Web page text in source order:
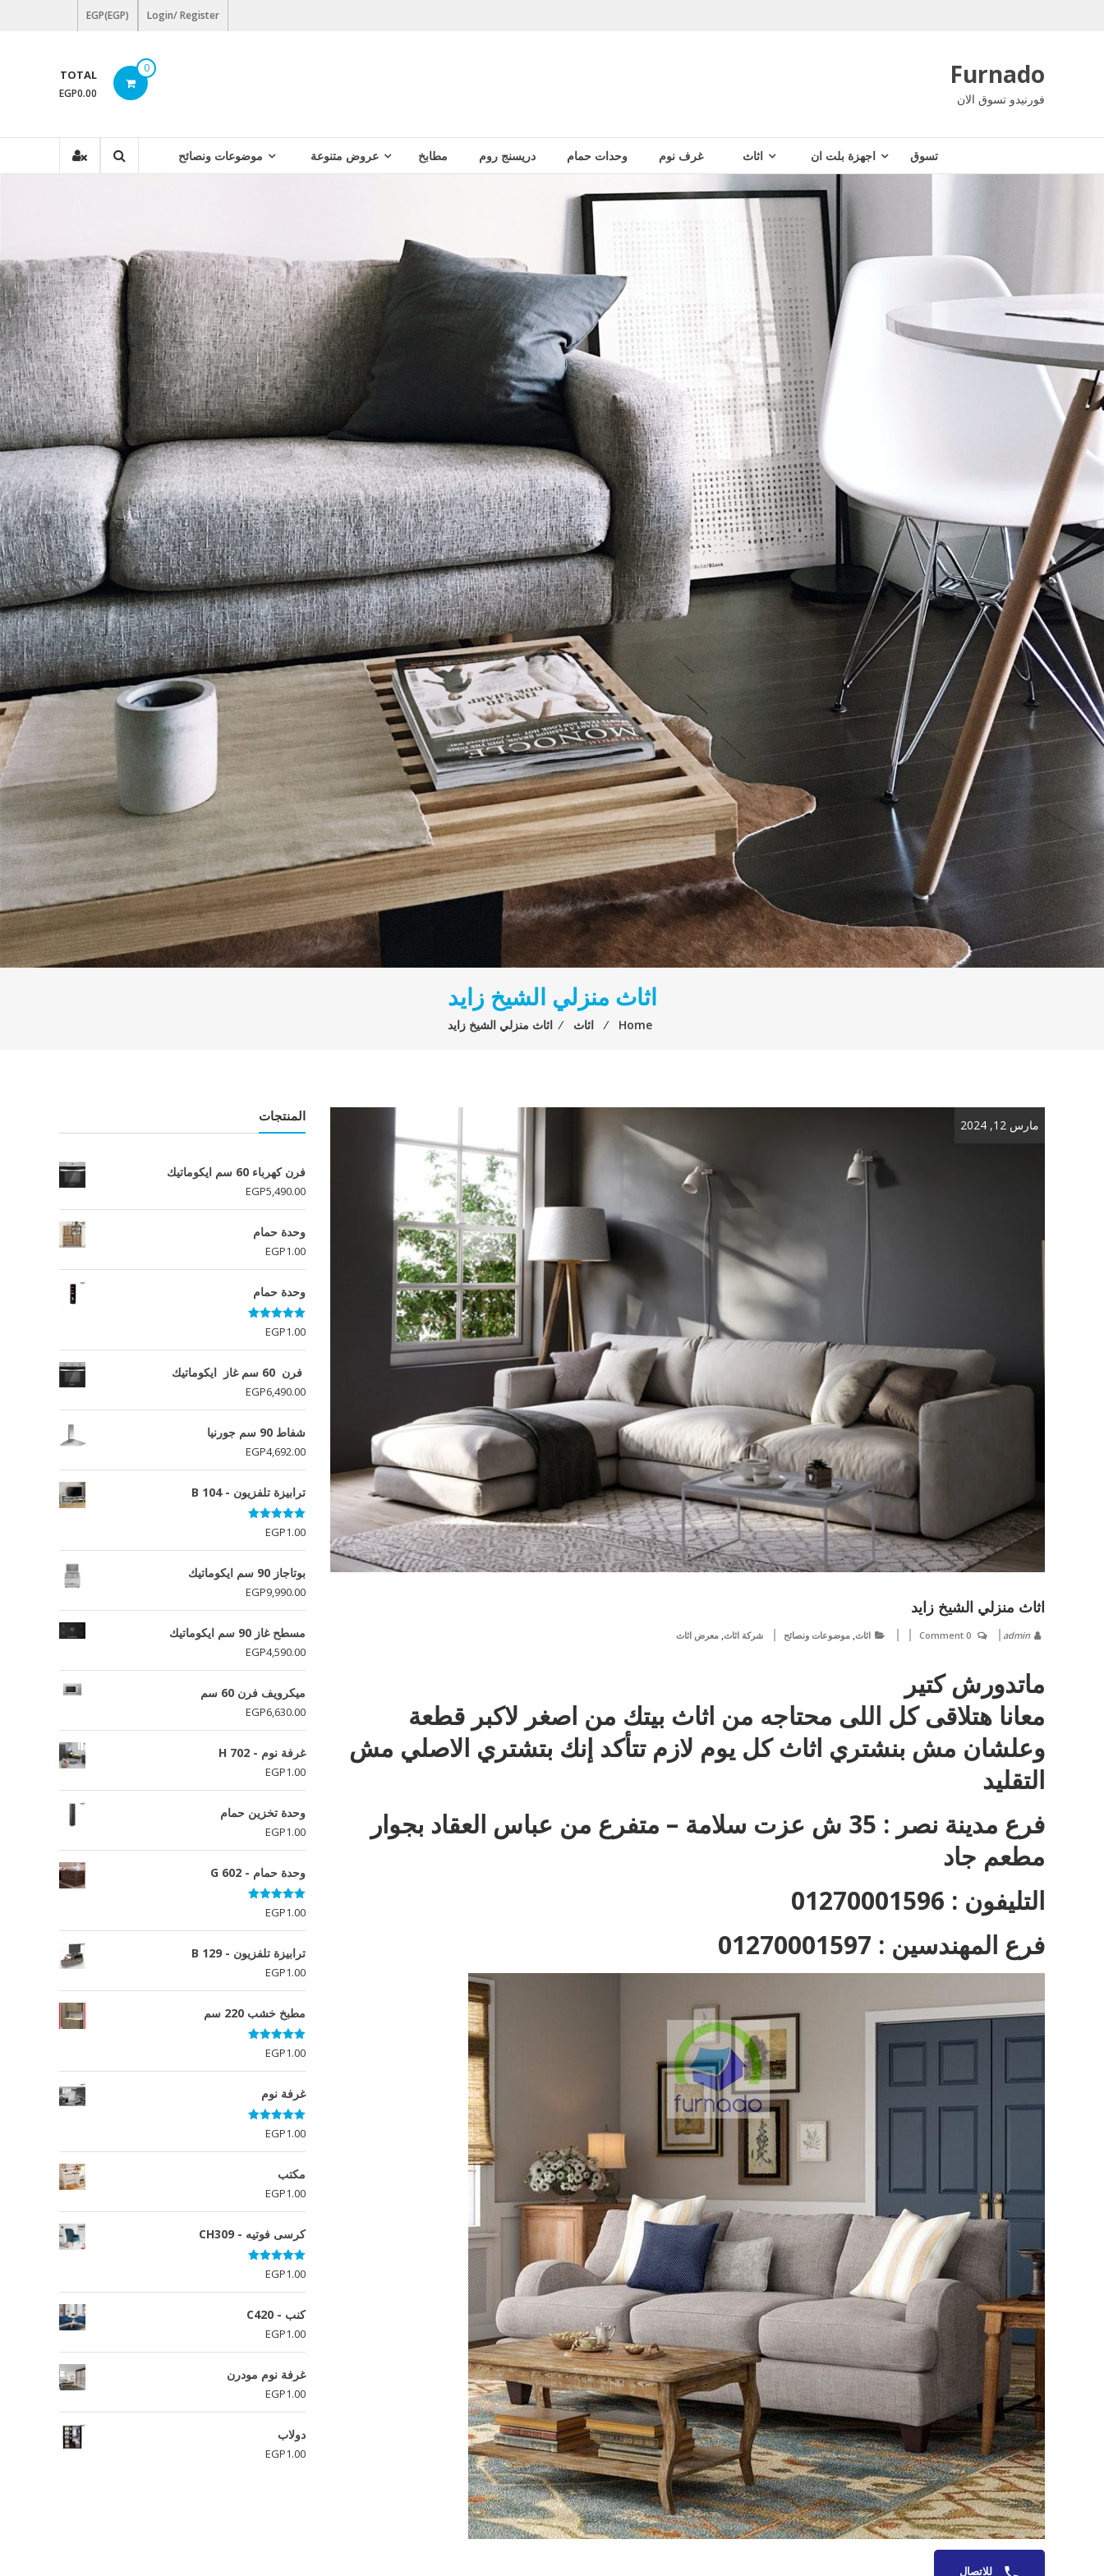
Login/ Register
EGP(EGP)
Furnado
فورنيدو تسوق الان
0
TOTAL
EGP0.00
تسوق اجهزة بلت ان اثاث غرف نوم وحدات حمام دريسنج روم مطابخ عروض متنوعة موضوعات ونصائح
اثاث منزلي الشيخ زايد
Home
⁄ اثاث ⁄ اثاث منزلي الشيخ زايد
مارس 12, 2024
اثاث منزلي الشيخ زايد
admin
0 Comment اثاث, موضوعات ونصائح شركة اثاث, معرض اثاث
ماتدورش كتير
معانا هتلاقى كل اللى محتاجه من اثاث بيتك من اصغر لاكبر قطعة
وعلشان مش بنشتري اثاث كل يوم لازم تتأكد إنك بتشتري الاصلي مش
التقليد
فرع مدينة نصر : 35 ش عزت سلامة – متفرع من عباس العقاد بجوار
مطعم جاد
التليفون : 01270001596
فرع المهندسين : 01270001597
للاتصال
المنتجات
فرن كهرباء 60 سم ايكوماتيك
EGP5,490.00
وحدة حمام
EGP1.00
وحدة حمام
تم التقييم
5.00
من 5
EGP1.00
فرن 60 سم غاز ايكوماتيك
EGP6,490.00
شفاط 90 سم جورنيا
EGP4,692.00
ترابيزة تلفزيون - B 104
تم التقييم
5.00
من 5
EGP1.00
بوتاجاز 90 سم ايكوماتيك
EGP9,990.00
مسطح غاز 90 سم ايكوماتيك
EGP4,590.00
ميكرويف فرن 60 سم
EGP6,630.00
غرفة نوم - H 702
EGP1.00
وحدة تخزين حمام
EGP1.00
وحدة حمام - G 602
تم التقييم
5.00
من 5
EGP1.00
ترابيزة تلفزيون - B 129
EGP1.00
مطبخ خشب 220 سم
تم التقييم
5.00
من 5
EGP1.00
غرفة نوم
تم التقييم
5.00
من 5
EGP1.00
مكتب
EGP1.00
كرسى فوتيه - CH309
تم التقييم
5.00
من 5
EGP1.00
كنب - C420
EGP1.00
غرفة نوم مودرن
EGP1.00
دولاب
EGP1.00